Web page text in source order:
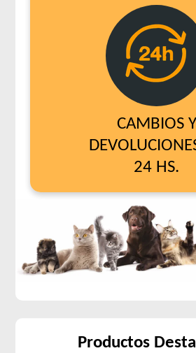
CAMBIOS Y
24 HS.
Productos